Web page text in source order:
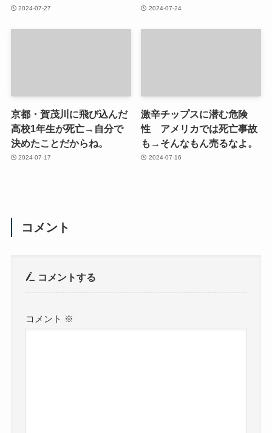
2024-07-27 2024-07-24
京都・賀茂川に飛び込んだ
高校1年生が死亡→自分で
決めたことだからね。
2024-07-17
激辛チップスに潜む危険
性 アメリカでは死亡事故
も→そんなもん売るなよ。
2024-07-16
コメント
コメントする
コメント ※